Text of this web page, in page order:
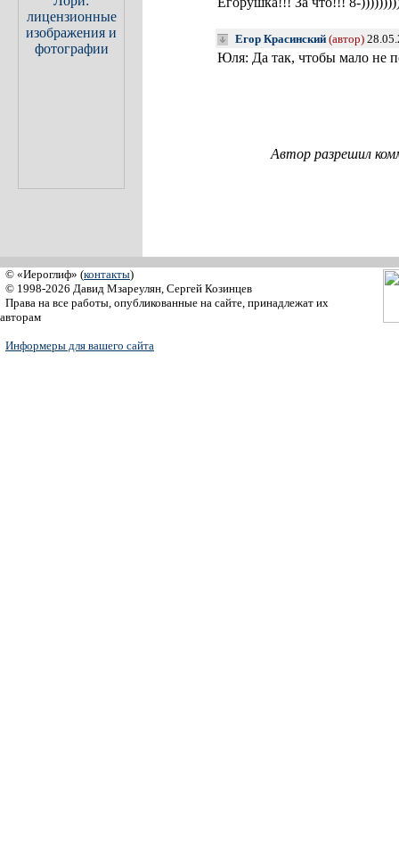
Егор Красинский (автор)
Юля: Да так, чтобы мало не
Автор разрешил
© «Иероглиф» (контакты)
© 1998-2026 Давид Мзареулян, Сергей Козинцев
Права на все работы, опубликованные на сайте, принадлежат их
авторам
Информеры для вашего сайта